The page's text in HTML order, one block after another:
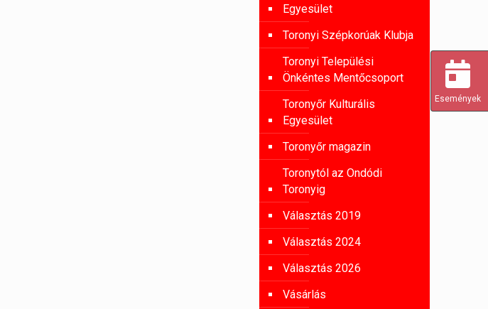
Egyesület
Toronyi Szépkorúak Klubja
Toronyi Települési
Önkéntes Mentőcsoport
Toronyőr Kulturális
Egyesület
Toronyőr magazin
Toronytól az Ondódi
Toronyig
Választás 2019
Választás 2024
Választás 2026
Vásárlás
Események